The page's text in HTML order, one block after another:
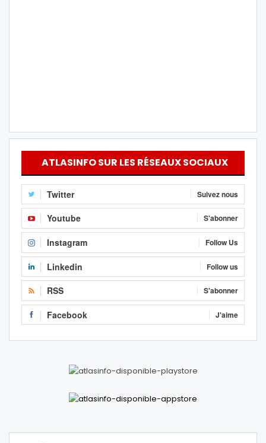
ATLASINFO SUR LES RÉSEAUX SOCIAUX
Twitter Suivez nous
Youtube S'abonner
Instagram Follow Us
Linkedin Follow us
RSS S'abonner
Facebook J'aime